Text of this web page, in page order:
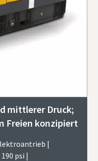
mittlerer Druck;
Freien konzipiert
|
psi |